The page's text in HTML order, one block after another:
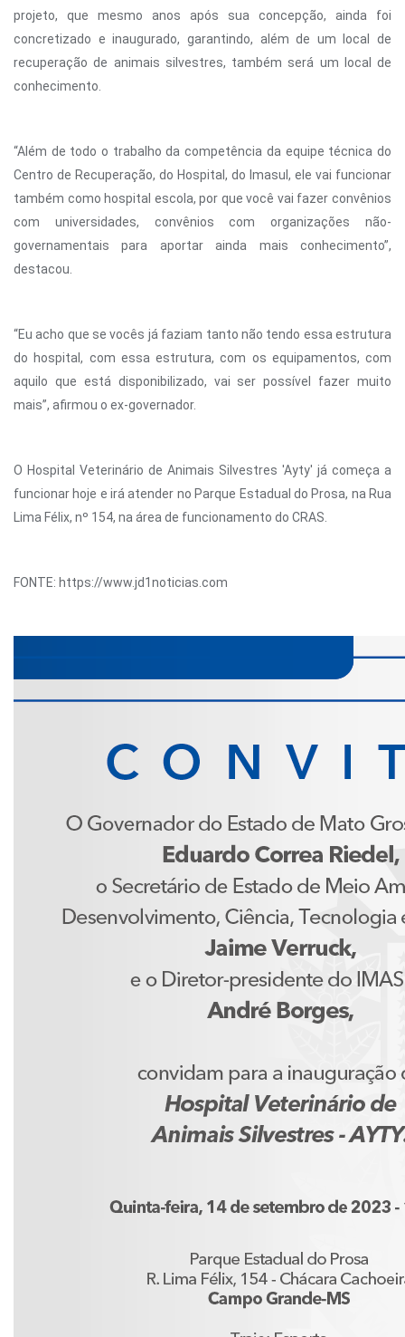
projeto, que mesmo anos após sua concepção, ainda foi
concretizado e inaugurado, garantindo, além de um local de
recuperação de animais silvestres, também será um local de
conhecimento.
“Além de todo o trabalho da competência da equipe técnica do
Centro de Recuperação, do Hospital, do Imasul, ele vai funcionar
também como hospital escola, por que você vai fazer convênios
com universidades, convênios com organizações não-
governamentais para aportar ainda mais conhecimento”,
destacou.
“Eu acho que se vocês já faziam tanto não tendo essa estrutura
do hospital, com essa estrutura, com os equipamentos, com
aquilo que está disponibilizado, vai ser possível fazer muito
mais”, afirmou o ex-governador.
O Hospital Veterinário de Animais Silvestres 'Ayty' já começa a
funcionar hoje e irá atender no Parque Estadual do Prosa, na Rua
Lima Félix, nº 154, na área de funcionamento do CRAS.
FONTE: https://www.jd1noticias.com